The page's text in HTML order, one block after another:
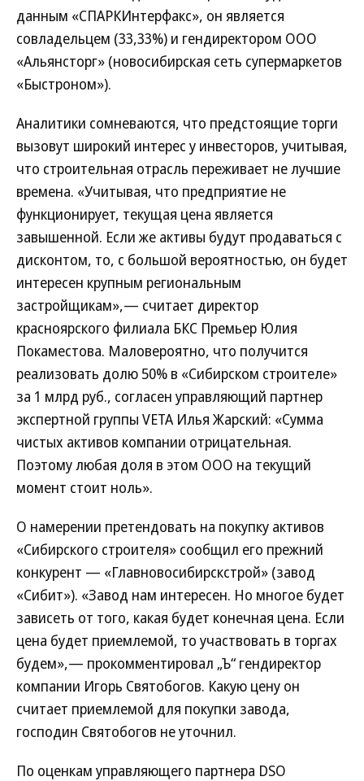
данным «СПАРКИнтерфакс», он является
совладельцем (33,33%) и гендиректором ООО
«Альянсторг» (новосибирская сеть супермаркетов
«Быстроном»).
Аналитики сомневаются, что предстоящие торги
вызовут широкий интерес у инвесторов, учитывая,
что строительная отрасль переживает не лучшие
времена. «Учитывая, что предприятие не
функционирует, текущая цена является
завышенной. Если же активы будут продаваться с
дисконтом, то, с большой вероятностью, он будет
интересен крупным региональным
застройщикам»,— считает директор
красноярского филиала БКС Премьер Юлия
Покаместова. Маловероятно, что получится
реализовать долю 50% в «Сибирском строителе»
за 1 млрд руб., согласен управляющий партнер
экспертной группы VETA Илья Жарский: «Сумма
чистых активов компании отрицательная.
Поэтому любая доля в этом ООО на текущий
момент стоит ноль».
О намерении претендовать на покупку активов
«Сибирского строителя» сообщил его прежний
конкурент — «Главновосибирскстрой» (завод
«Сибит»). «Завод нам интересен. Но многое будет
зависеть от того, какая будет конечная цена. Если
цена будет приемлемой, то участвовать в торгах
будем»,— прокомментировал „Ъ“ гендиректор
компании Игорь Святобогов. Какую цену он
считает приемлемой для покупки завода,
господин Святобогов не уточнил.
По оценкам управляющего партнера DSO